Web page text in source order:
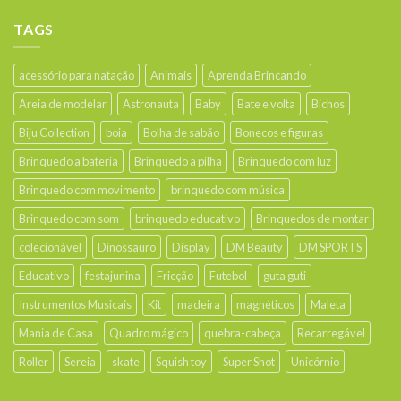
TAGS
acessório para natação Animais
Aprenda Brincando
Areia de modelar
Astronauta Baby Bate e volta
Bichos
Biju Collection
boia Bolha de sabão
Bonecos e figuras
Brinquedo a bateria
Brinquedo a pilha
Brinquedo com luz
Brinquedo com movimento
brinquedo com música
Brinquedo com som
brinquedo educativo
Brinquedos de montar
colecionável
Dinossauro Display DM Beauty
DM SPORTS
Educativo
festajunina Fricção Futebol
guta guti
Instrumentos Musicais
Kit madeira magnéticos
Maleta
Mania de Casa
Quadro mágico quebra-cabeça
Recarregável
Roller
Sereia skate Squish toy Super Shot Unicórnio